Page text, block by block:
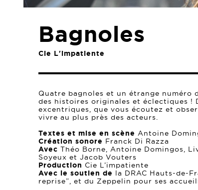
Bagnoles
Cie L'impatiente
Quatre bagnoles et un étrange numéro
des histoires originales et éclectiques !
excentriques, que vous écoutez et
vivre au plus près des acteurs.
Textes et mise en scène Antoine
Création sonore Franck Di Razza
Avec Théo Borne, Antoine Domingos,
Soyeux et Jacob Vouters
Production Cie L’impatiente
Avec le soutien de la DRAC Hauts-de-
reprise”, et du Zeppelin pour ses